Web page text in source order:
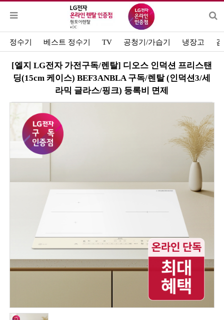
정수기 베스트 정수기 TV 공청기/가습기 냉장고
[엘지 LG전자 가전구독/렌탈] 디오스 인덕션 프리스탠
딩(15cm 케이스) BEF3ANBLA 구독/렌탈 (인덕션3/세
라믹 글라스/핑크) 등록비 면제